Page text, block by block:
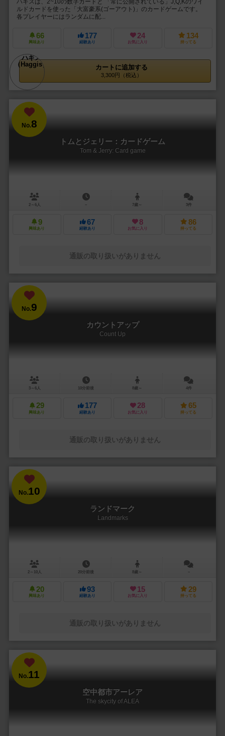
ハギスは、2~10の数字カードと 「常に公開されている」J,Q,Kのワイ
ルドカードを使った「大富豪系(ゴーアウト)」のカードゲームです。
各プレイヤーにはランダムに配...
66
興味あり
177
経験あり
24
お気に入り
134
持ってる
カートに追加する
3,300円（税込）
No.8
トムとジェリー：カードゲーム
Tom & Jerry: Card game
2～6人 － 7歳～ 3件
9
興味あり
67
経験あり
8
お気に入り
86
持ってる
通販の取り扱いがありません
No.9
カウントアップ
Count Up
3～6人 10分前後 8歳～ 4件
29
興味あり
177
経験あり
28
お気に入り
65
持ってる
通販の取り扱いがありません
No.10
ランドマーク
Landmarks
2～10人 20分前後 8歳～ －
20
興味あり
93
経験あり
15
お気に入り
29
持ってる
通販の取り扱いがありません
No.11
空中都市アーレア
The skycity of ALEA